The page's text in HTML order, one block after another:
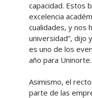
capacidad. Estos
excelencia
cualidades, y nos
universidad”, dijo
es uno de los
año para Uninorte.
Asimismo, el
parte de las